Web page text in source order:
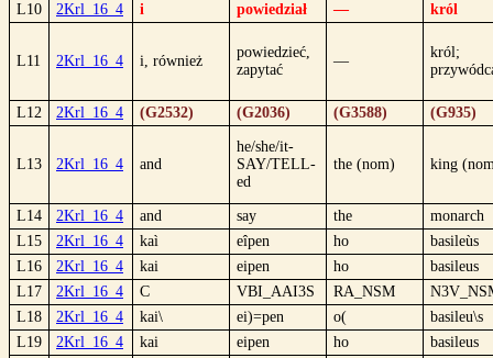
L10
2Krl_16_4 i powiedział — król
L11 2Krl_16_4 i, również
powiedzieć,
zapytać
—
król;
L12 2Krl_16_4 (G2532) (G2036) (G3588) (G935)
L13 2Krl_16_4 and
he/she/it-
SAY/TELL-
ed
the (nom) king
L14 2Krl_16_4 and say the
monarch
L15
2Krl_16_4 kaì eîpen ho
basileùs
L16
2Krl_16_4 kai eipen ho
basileus
L17
2Krl_16_4 C VBI_AAI3S RA_NSM
L18
2Krl_16_4 kai\ ei)=pen o(
basileu\s
L19
2Krl_16_4 kai eipen ho
basileus